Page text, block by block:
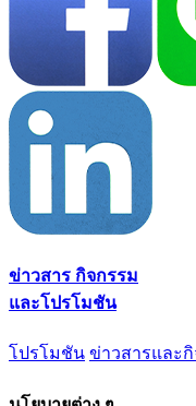
ข่าวสาร กิจกรรม
และโปรโมชัน
โปรโมชัน ข่าวสารและ